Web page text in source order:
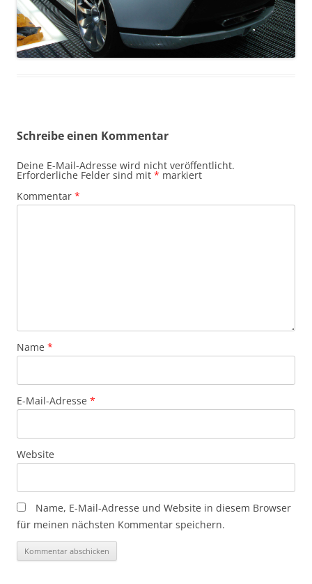
Schreibe einen Kommentar
Deine E-Mail-Adresse wird nicht veröffentlicht.
Erforderliche Felder sind mit * markiert
Kommentar *
Name *
E-Mail-Adresse *
Website
Name, E-Mail-Adresse und Website in diesem Browser
für meinen nächsten Kommentar speichern.